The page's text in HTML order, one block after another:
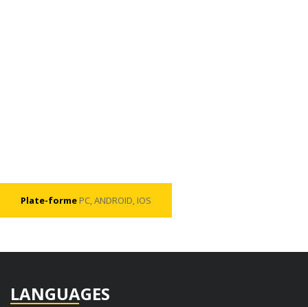
Plate-forme PC, ANDROID, IOS
LANGUAGES